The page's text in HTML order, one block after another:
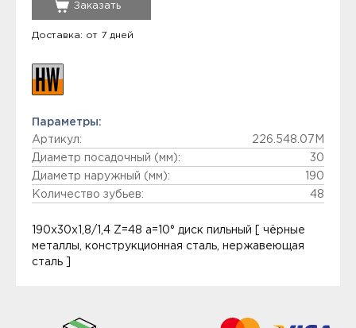
Заказать
Доставка: от 7 дней
Параметры:
Артикул:
226.548.07M
Диаметр посадочный (мм):
30
Диаметр наружный (мм):
190
Количество зубьев:
48
190x30x1,8/1,4 Z=48 a=10° диск пильный [ чёрные
металлы, конструкционная сталь, нержавеющая
сталь ]